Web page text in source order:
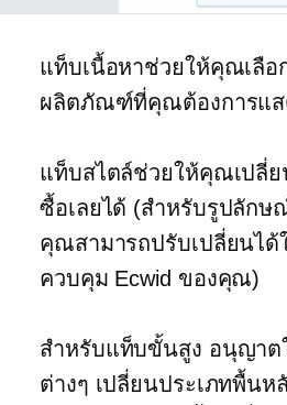
แท็บเนื้อหาช่วยให้คุณเลือ
ผลิตภัณฑ์ที่คุณต้องการแส
แท็บสไตล์ช่วยให้คุณเปลี่
ซื้อเลยได้ (สำหรับรูปลัก
คุณสามารถปรับเปลี่ยนได้
ควบคุม Ecwid ของคุณ)
สำหรับแท็บขั้นสูง อนุญาต
ต่างๆ เปลี่ยนประเภทพื้นห